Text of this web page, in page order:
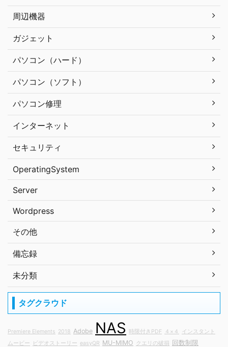
周辺機器
ガジェット
パソコン（ハード）
パソコン（ソフト）
パソコン修理
インターネット
セキュリティ
OperatingSystem
Server
Wordpress
その他
備忘録
未分類
タグクラウド
Premiere Elements 2018 Adobe NAS 時限付きPDF ４×４
インスタント
ムービー
ビデオストーリー easyQR MU-MIMO クエリの破損
回数制限